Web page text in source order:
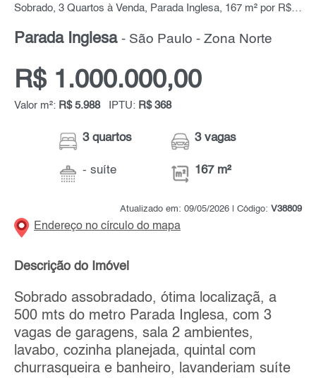
Sobrado, 3 Quartos à Venda, Parada Inglesa, 167 m² por R$ 1.000.000,00
Parada Inglesa - São Paulo - Zona Norte
R$ 1.000.000,00
Valor m²: R$ 5.988 IPTU: R$ 368
3 quartos
- suíte
3 vagas
167 m²
Atualizado em: 09/05/2026 | Código: V38809
Endereço no círculo do mapa
Descrição do Imóvel
Sobrado assobradado, ótima localizaçã, a
500 mts do metro Parada Inglesa, com 3
vagas de garagens, sala 2 ambientes,
lavabo, cozinha planejada, quintal com
churrasqueira e banheiro, lavanderiam suíte